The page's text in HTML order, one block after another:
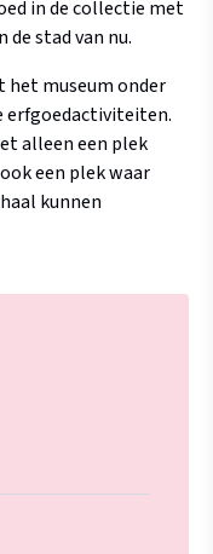
in de collectie met
stad van nu.
museum onder
erfgoedactiviteiten.
alleen een plek
een plek waar
kunnen